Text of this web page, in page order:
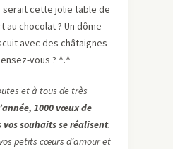
serait cette jolie table de
au chocolat ? Un dôme
avec des châtaignes
vous ? ^.^
et à tous de très
1000 vœux de
souhaits se réalisent.
petits cœurs d’amour et